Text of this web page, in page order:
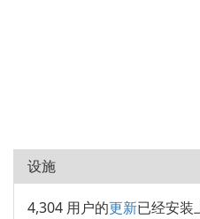
设施
4,304 用户的更新已经安装